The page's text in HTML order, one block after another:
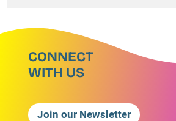
CONNECT
WITH US
Join our Newsletter